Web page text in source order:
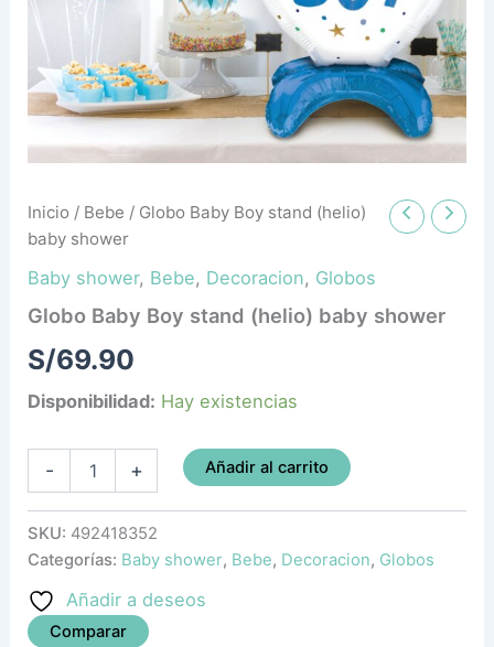
Inicio / Bebe / Globo Baby Boy stand (helio)
baby shower
Baby shower, Bebe, Decoracion, Globos
Globo Baby Boy stand (helio) baby shower
S/69.90
Disponibilidad: Hay existencias
- + Añadir al carrito
SKU: 492418352
Categorías: Baby shower, Bebe, Decoracion, Globos
Añadir a deseos
Comparar